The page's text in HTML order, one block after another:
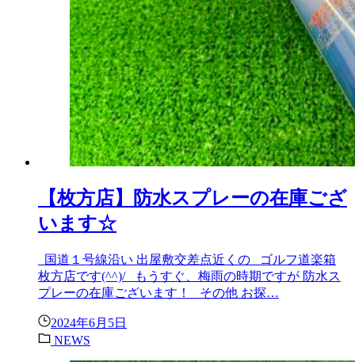
【枚方店】防水スプレーの在庫ござ
います☆
国道１号線沿い 出屋敷交差点近くの ゴルフ道楽箱
枚方店です(^^)/ もうすぐ、梅雨の時期ですが 防水ス
プレーの在庫ございます！ その他 お探…
2024年6月5日
NEWS